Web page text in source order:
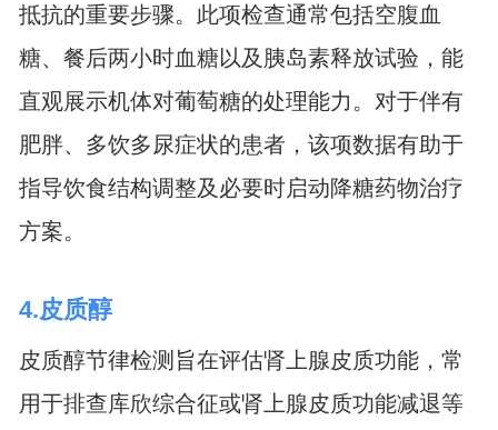
抵抗的重要步骤。此项检查通常包括空腹血
糖、餐后两小时血糖以及胰岛素释放试验，能
直观展示机体对葡萄糖的处理能力。对于伴有
肥胖、多饮多尿症状的患者，该项数据有助于
指导饮食结构调整及必要时启动降糖药物治疗
方案。
4.皮质醇
皮质醇节律检测旨在评估肾上腺皮质功能，常
用于排查库欣综合征或肾上腺皮质功能减退等